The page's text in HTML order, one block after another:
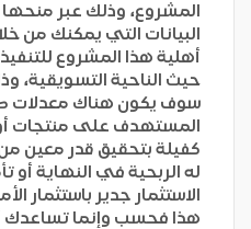
المشروع، وذلك عبر
البيانات التي يمكنك من
أهلية هذا المشروع
حيث الناحية التسويقية،
سوف يكون هناك معدلات
المستهدف على منتجات
كفيلة بتحقيق قدر معين من
له الربحية في النهاية أو
الاستثمار جدير باستثمار
هذا فحسب وإنما تساعدك